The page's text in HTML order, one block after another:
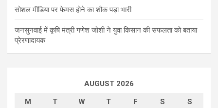
सोशल मीडिया पर फेमस होने का शौक पड़ा भारी
जनसुनवाई में कृषि मंत्री गणेश जोशी ने युवा किसान की सफलता को बताया
प्रेरणादायक
AUGUST 2026
M T W T F S S